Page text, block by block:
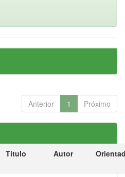
Anterior 1 Próximo
Título Autor